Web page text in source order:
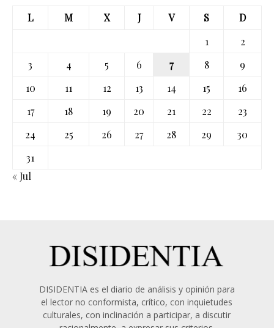
L
M X J V S
D
1
2
3
4 5 6 7 8
9
10
11 12 13 14 15
16
17
18 19 20 21 22
23
24
25 26 27 28 29
30
31
« Jul
DISIDENTIA es el diario de análisis y opinión para
el lector no conformista, crítico, con inquietudes
culturales, con inclinación a participar, a discutir